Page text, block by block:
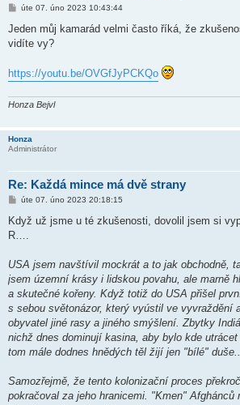
P
í
p
e
k
úte 07. úno 2023 10:43:44
Jeden můj kamarád velmi často říká, že
vidíte vy?
https://youtu.be/OVGfJyPCKQo
Honza Bejvl
Honza
Administrátor
Re: Každá mince má dvě strany
P
í
s
p
e
k
úte 07. úno 2023 20:18:15
Když už jsme u té zkušenosti, dovolil jsem si
R….
USA jsem navštívil mockrát a to jak obchodně,
jsem územní krásy i lidskou povahu, ale marně
a skutečné kořeny. Když totiž do USA přišel
s sebou světonázor, který vyústil ve vyvraždění
obyvatel jiné rasy a jiného smýšlení. Zbytky
nichž dnes dominují kasina, aby bylo kde
tom mále dodnes hnědých těl žijí jen "bílé"
Samozřejmě, že tento kolonizační proces
pokračoval za jeho hranicemi. "Kmen" Afghánců